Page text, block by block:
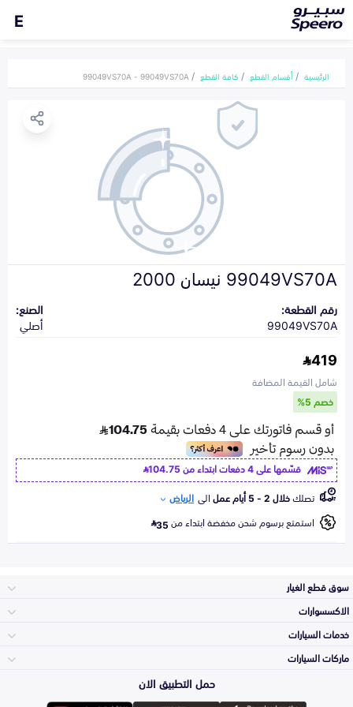
E
الرئيسية أقسام القطع كافة القطع 99049VS70A - 99049VS70A
99049VS70A نيسان 2000
رقم القطعة:
99049VS70A
الصنع:
أصلي
419
شامل القيمة المضافة
خصم 5%
قسّمها على 4 دفعات ابتداء من
104.75
تصلكخلال 2 - 5 أيام عمل الى الرياض
استمتع برسوم شحن مخفضة ابتداء من35
سوق قطع الغيار
المكائن، القيرات
وملحقاتها
الاكسسوارات
خدمات السيارات
Top Selling
ماركات السيارات
Toyota
حمل التطبيق الان